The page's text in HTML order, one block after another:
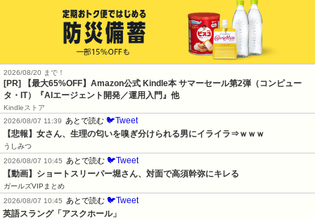
2026/08/20 まで！
[PR]
【最大65%OFF】Amazon公式 Kindle本 サマーセール第2弾（コンピュー
タ・IT）『AIエージェント開発／運用入門』他
Kindleストア
2026/08/07 11:39 あとで読む 🐦Tweet
【悲報】女さん、生理の匂いを嗅ぎ分けられる男にイライラ⇒ｗｗｗ
うしみつ
2026/08/07 10:45 あとで読む 🐦Tweet
【動画】ショートスリーパー堀さん、対面で高須幹弥にキレる
ガールズVIPまとめ
2026/08/07 10:45 あとで読む 🐦Tweet
英語スラング「アスクホール」